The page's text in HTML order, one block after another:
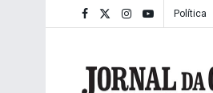
Política